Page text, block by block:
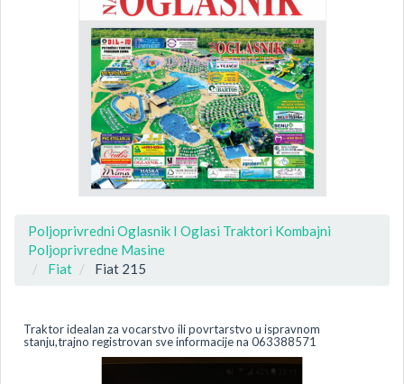
Poljoprivredni Oglasnik I Oglasi Traktori Kombajni
Poljoprivredne Masine
Fiat
Fiat 215
Traktor idealan za vocarstvo ili povrtarstvo u ispravnom
stanju,trajno registrovan sve informacije na 063388571